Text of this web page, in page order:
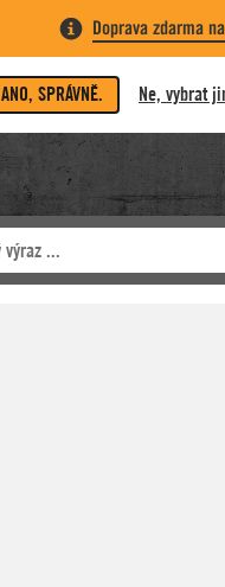
Doprava zdarma
ANO, SPRÁVNĚ. Ne, vybrat